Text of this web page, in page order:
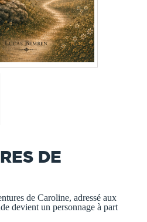
DE
de Caroline, adressé aux
devient un personnage à part